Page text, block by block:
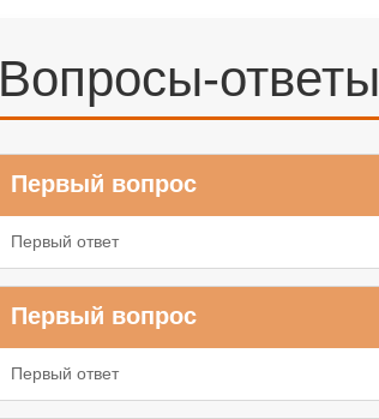
Вопросы-ответы
Первый вопрос
Первый ответ
Первый вопрос
Первый ответ